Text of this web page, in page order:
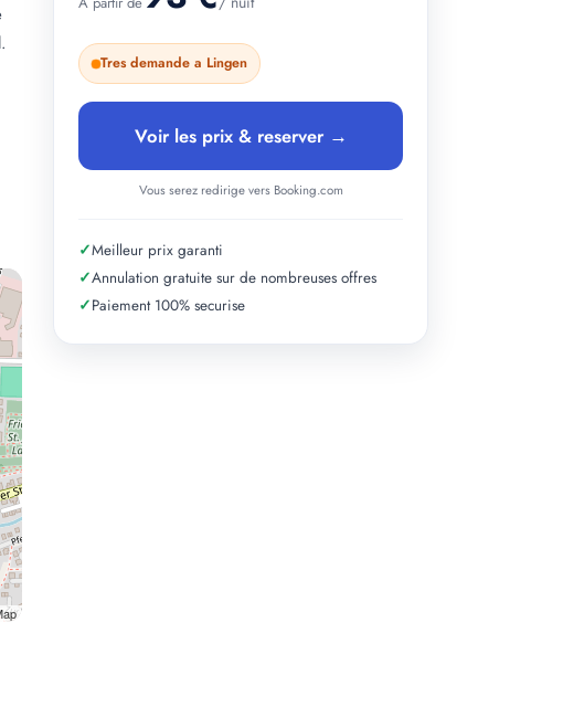
Tres demande a Lingen
Voir les prix & reserver →
Vous serez redirige vers Booking.com
✓Meilleur prix garanti
✓Annulation gratuite sur de nombreuses offres
✓Paiement 100% securise